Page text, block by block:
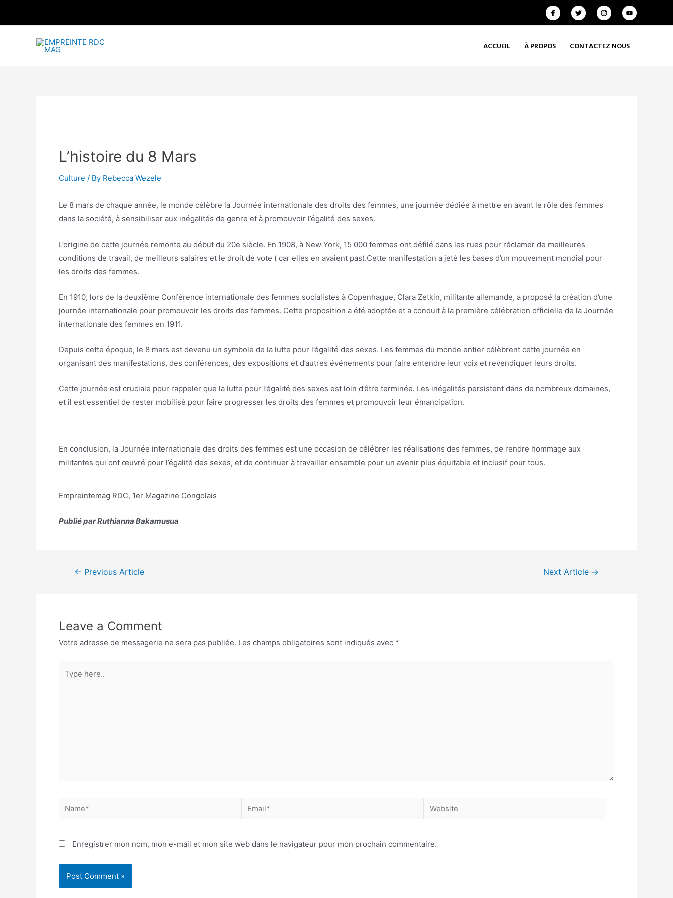
ACCUEIL À PROPOS CONTACTEZ NOUS
L’histoire du 8 Mars
Culture / By Rebecca Wezele
Le 8 mars de chaque année, le monde célèbre la Journée internationale des droits des femmes, une journée dédiée à mettre en avant le rôle des femmes
dans la société, à sensibiliser aux inégalités de genre et à promouvoir l’égalité des sexes.
L’origine de cette journée remonte au début du 20e siècle. En 1908, à New York, 15 000 femmes ont défilé dans les rues pour réclamer de meilleures
conditions de travail, de meilleurs salaires et le droit de vote ( car elles en avaient pas).Cette manifestation a jeté les bases d’un mouvement mondial pour
les droits des femmes.
En 1910, lors de la deuxième Conférence internationale des femmes socialistes à Copenhague, Clara Zetkin, militante allemande, a proposé la création d’une
journée internationale pour promouvoir les droits des femmes. Cette proposition a été adoptée et a conduit à la première célébration officielle de la Journée
internationale des femmes en 1911.
Depuis cette époque, le 8 mars est devenu un symbole de la lutte pour l’égalité des sexes. Les femmes du monde entier célèbrent cette journée en
organisant des manifestations, des conférences, des expositions et d’autres événements pour faire entendre leur voix et revendiquer leurs droits.
Cette journée est cruciale pour rappeler que la lutte pour l’égalité des sexes est loin d’être terminée. Les inégalités persistent dans de nombreux domaines,
et il est essentiel de rester mobilisé pour faire progresser les droits des femmes et promouvoir leur émancipation.
En conclusion, la Journée internationale des droits des femmes est une occasion de célébrer les réalisations des femmes, de rendre hommage aux
militantes qui ont œuvré pour l’égalité des sexes, et de continuer à travailler ensemble pour un avenir plus équitable et inclusif pour tous.
Empreintemag RDC, 1er Magazine Congolais
Publié par Ruthianna Bakamusua
← Previous Article Next Article →
Leave a Comment
Votre adresse de messagerie ne sera pas publiée. Les champs obligatoires sont indiqués avec *
Enregistrer mon nom, mon e-mail et mon site web dans le navigateur pour mon prochain commentaire.